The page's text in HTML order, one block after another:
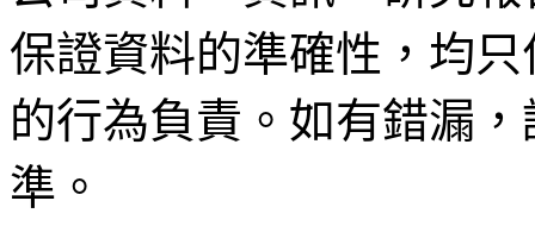
保證資料的準確性，均
的行為負責。如有錯漏
準。